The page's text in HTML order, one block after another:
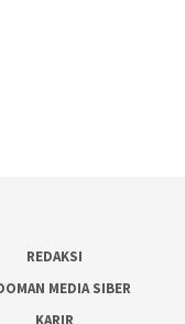
REDAKSI
MEDIA SIBER